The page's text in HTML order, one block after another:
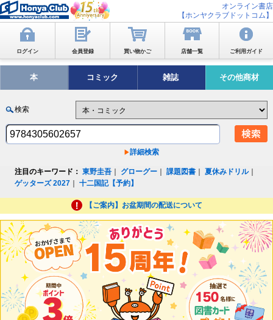
オンライン書店
【ホンヤクラブドットコム】
ログイン 会員登録 買い物かご 店舗一覧 ご利用ガイド
本 コミック 雑誌 その他商材
検索
詳細検索
注目のキーワード： 東野圭吾 グローグー ｜課題図書 ｜夏休みドリル｜
ゲッターズ 2027 ｜十二国記【予約】
【ご案内】お盆期間の配送について